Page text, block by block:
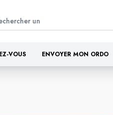
VOUS ENVOYER MON ORDO